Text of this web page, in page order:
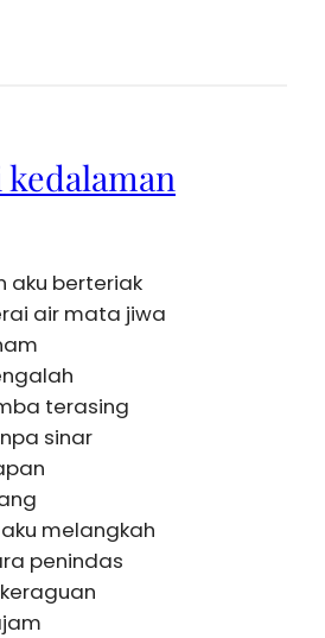
aku berteriak
air mata jiwa
terasing
sinar
melangkah
penindas